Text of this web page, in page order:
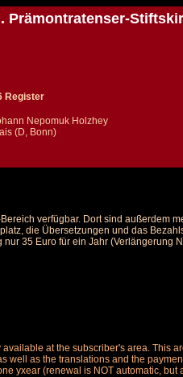
Prämontratenser-
Register
Nepomuk Holzhey
(D, Bonn)
verfügbar. Dort sind
die Übersetzungen und das
nur 35 Euro für ein Jahr (Verlängerung
at the subscriber's area.
as the translations and the
yxear (renewal is NOT automatic,